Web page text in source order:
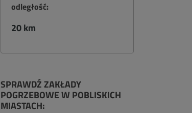
odległość:
20 km
SPRAWDŹ ZAKŁADY
POGRZEBOWE W POBLISKICH
MIASTACH: